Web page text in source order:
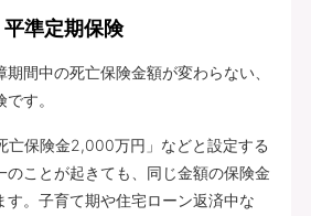
平準定期保険
間中の死亡保険金額が変わらない、
す。
亡保険金2,000万円」などと設定する
のことが起きても、同じ金額の保険金
す。子育て期や住宅ローン返済中な